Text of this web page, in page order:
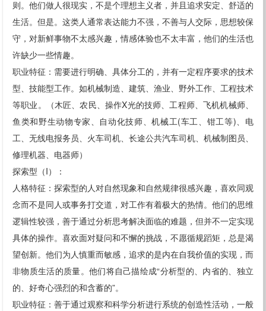
则。他们做人很现实，不是个理想主义者，并且追求安定、舒适的
生活。但是。这类人通常表达能力不强，不善与人交际，思想较保
守，对新鲜事物不太感兴趣，情感体验也不太丰富，他们的生活也
许缺少一些情趣。
职业特征：需要进行明确、具体分工的，并有一定程序要求的技术
型、技能型工作。如机械制造、建筑、渔业、野外工作、工程技术
等职业。（木匠、农民、操作X光的技师、工程师、飞机机械师、
鱼类和野生动物专家、自动化技师、机械工(车工、钳工等)、电
工、无线电报务员、火车司机、长途公共汽车司机、机械制图员、
修理机器、电器师）
探索型（I）：
人格特征：探索型的人对自然现象和自然规律很感兴趣，喜欢同观
念而不是同人或事务打交道，对工作有着极大的热情。他们的思维
逻辑性较强，善于通过分析思考解决面临的难题，但并不一定实现
具体的操作。喜欢面对疑问和不懈的挑战，不愿循规蹈矩，总是渴
望创新。他们为人慎重而敏感，追求的是内在自我价值的实现，而
非物质生活的质量。他们将自己描绘成“分析型的、内省的、独立
的、好奇心强烈的和含蓄的”。
职业特征：善于通过观察和科学分析进行系统的创造性活动，一般